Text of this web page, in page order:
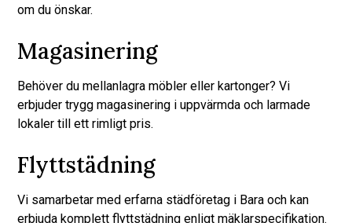
om du önskar.
Magasinering
Behöver du mellanlagra möbler eller kartonger? Vi
erbjuder trygg magasinering i uppvärmda och larmade
lokaler till ett rimligt pris.
Flyttstädning
Vi samarbetar med erfarna städföretag i Bara och kan
erbjuda komplett flyttstädning enligt mäklarspecifikation.